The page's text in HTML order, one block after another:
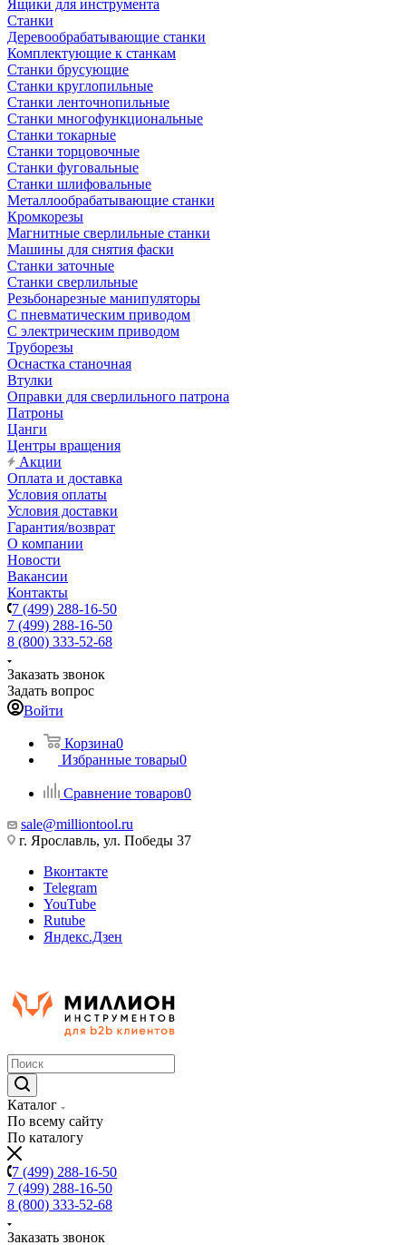
Ящики для инструмента
Станки
Деревообрабатывающие станки
Комплектующие к станкам
Станки брусующие
Станки круглопильные
Станки ленточнопильные
Станки многофункциональные
Станки токарные
Станки торцовочные
Станки фуговальные
Станки шлифовальные
Металлообрабатывающие станки
Кромкорезы
Магнитные сверлильные станки
Машины для снятия фаски
Станки заточные
Станки сверлильные
Резьбонарезные манипуляторы
С пневматическим приводом
С электрическим приводом
Труборезы
Оснастка станочная
Втулки
Оправки для сверлильного патрона
Патроны
Цанги
Центры вращения
Акции
Оплата и доставка
Условия оплаты
Условия доставки
Гарантия/возврат
О компании
Новости
Вакансии
Контакты
7 (499) 288-16-50
7 (499) 288-16-50
8 (800) 333-52-68
Заказать звонок
Задать вопрос
Войти
Корзина0
Избранные товары0
Сравнение товаров0
sale@milliontool.ru
г. Ярославль, ул. Победы 37
Вконтакте
Telegram
YouTube
Rutube
Яндекс.Дзен
Каталог
По всему сайту
По каталогу
7 (499) 288-16-50
7 (499) 288-16-50
8 (800) 333-52-68
Заказать звонок